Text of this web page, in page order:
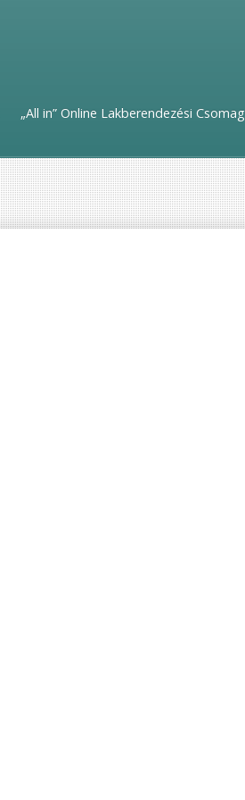
„All in” Online Lakberendezési Csomag